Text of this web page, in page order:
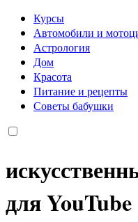
Курсы
Автомобили и
Астрология
Дом
Красота
Питание и рецепты
Советы бабушки
для YouTube